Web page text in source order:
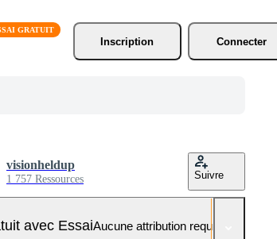
Inscription
Connecter
visionheldup
1 757 Ressources Suivre
avec EssaiAucune attribution requise